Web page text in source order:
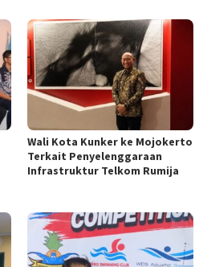
Wali Kota Kunker ke Mojokerto
Terkait Penyelenggaraan
Infrastruktur Telkom Rumija